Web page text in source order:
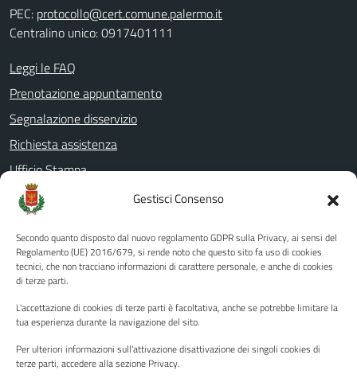
Gestisci Consenso
Secondo quanto disposto dal nuovo regolamento GDPR sulla Privacy, ai sensi del
Regolamento (UE) 2016/679, si rende noto che questo sito fa uso di cookies
tecnici, che non tracciano informazioni di carattere personale, e anche di cookies
di terze parti.
L'accettazione di cookies di terze parti è facoltativa, anche se potrebbe limitare la
tua esperienza durante la navigazione del sito.
Per ulteriori informazioni sull'attivazione disattivazione dei singoli cookies di
terze parti, accedere alla sezione Privacy.
PEC: protocollo@cert.comune.palermo.it
Centralino unico: 0917401111
Leggi le FAQ
Prenotazione appuntamento
Segnalazione disservizio
Richiesta assistenza
Ufficio Stampa
Amministrazione Trasparente
Albo pretorio
Informativa privacy
Note legali
Piano di miglioramento del sito